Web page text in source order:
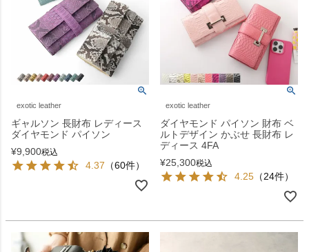
exotic leather
ギャルソン 長財布 レディース
ダイヤモンド パイソン
¥9,900税込
4.37 （60件）
exotic leather
ダイヤモンド パイソン 財布 ベ
ルトデザイン かぶせ 長財布 レ
ディース 4FA
¥25,300税込
4.25 （24件）